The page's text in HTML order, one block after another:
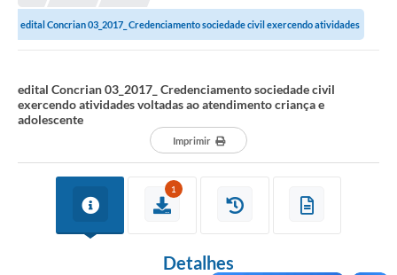
edital Concrian 03_2017_ Credenciamento sociedade civil exercendo atividades
edital Concrian 03_2017_ Credenciamento sociedade civil
exercendo atividades voltadas ao atendimento criança e
adolescente
Imprimir
1
Detalhes